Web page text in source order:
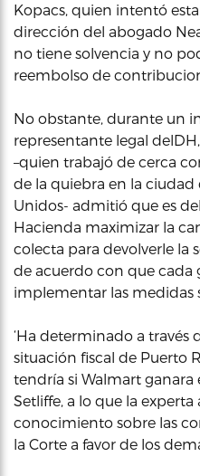
Kopacs, quien intentó
dirección del abogado
no tiene solvencia y no
reembolso de
No obstante, durante un
representante legal
–quien trabajó de cerca
de la quiebra en la ciudad
Unidos- admitió que es
Hacienda maximizar la
colecta para devolverle la
de acuerdo con que cada
implementar las medidas
‘Ha determinado a través
situación fiscal de Puerto
tendría si Walmart ganara
Setliffe, a lo que la
conocimiento sobre las
la Corte a favor de los